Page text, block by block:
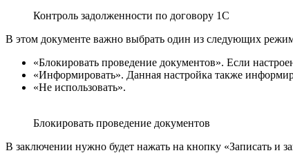
Контроль задолженности по договору 1С
В этом документе важно выбрать один из следующих
«Блокировать проведение документов». Если
«Информировать». Данная настройка также
«Не использовать».
Блокировать проведение документов
В заключении нужно будет нажать на кнопку «Записать и